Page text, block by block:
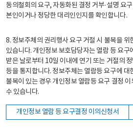
동의철회의 요구, 자동화된 결정 거부·설명 요
본인이거나 정당한 대리인인지를 확인합니다.
8. 정보주체의 권리행사 요구 거절 시 불복을 위
있습니다. 개인정보 보호담당자는 열람 등 요구
받은 날로부터 10일 이내에 연기 또는 거절의
등을 통지합니다. 정보주체는 열람등 요구에 대
불복이 있는 경우 개인정보 열람등 요구 결정
수 있습니다.
개인정보 열람 등 요구결정 이의신청서